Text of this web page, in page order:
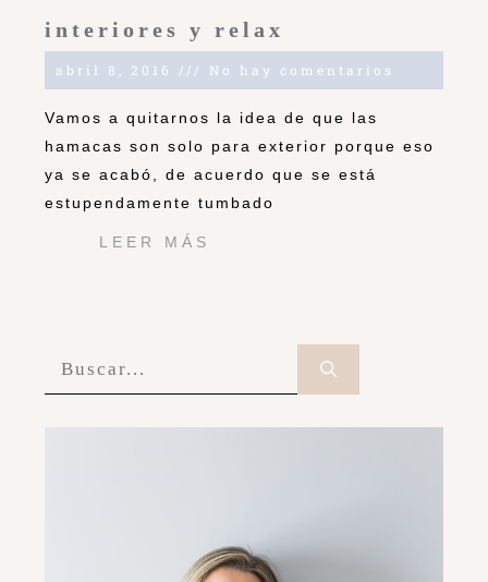
interiores y relax
abril 8, 2016 No hay comentarios
Vamos a quitarnos la idea de que las
hamacas son solo para exterior porque eso
ya se acabó, de acuerdo que se está
estupendamente tumbado
LEER MÁS